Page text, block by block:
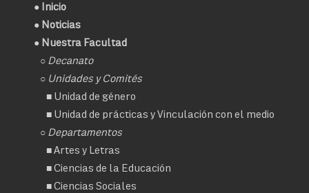
● Inicio
● Noticias
● Nuestra Facultad
○ Decanato
○ Unidades y Comités
■ Unidad de género
■ Unidad de prácticas y Vinculación con el medio
○ Departamentos
■Artes y Letras
■Ciencias de la Educación
■Ciencias Sociales